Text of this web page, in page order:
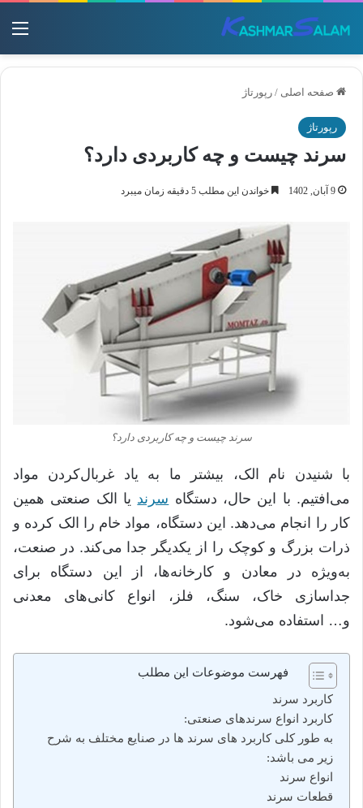
صفحه اصلی / رپورتاژ
رپورتاژ
سرند چیست و چه کاربردی دارد؟
9 آبان, 1402 خواندن این مطلب 5 دقیقه زمان میبرد
سرند چیست و چه کاربردی دارد؟
با شنیدن نام الک، بیشتر ما به یاد غربال‌کردن مواد
می‌افتیم. با این حال، دستگاه سرند یا الک صنعتی همین
کار را انجام می‌دهد. این دستگاه، مواد خام را الک کرده و
ذرات بزرگ و کوچک را از یکدیگر جدا می‌کند. در صنعت،
به‌ویژه در معادن و کارخانه‌ها، از این دستگاه برای
جداسازی خاک، سنگ، فلز، انواع کانی‌های معدنی
و… استفاده می‌شود.
فهرست موضوعات این مطلب
کاربرد سرند
کاربرد انواع سرندهای صنعتی:
به طور کلی کاربرد های سرند ها در صنایع مختلف به شرح
زیر می باشد:
انواع سرند
قطعات سرند